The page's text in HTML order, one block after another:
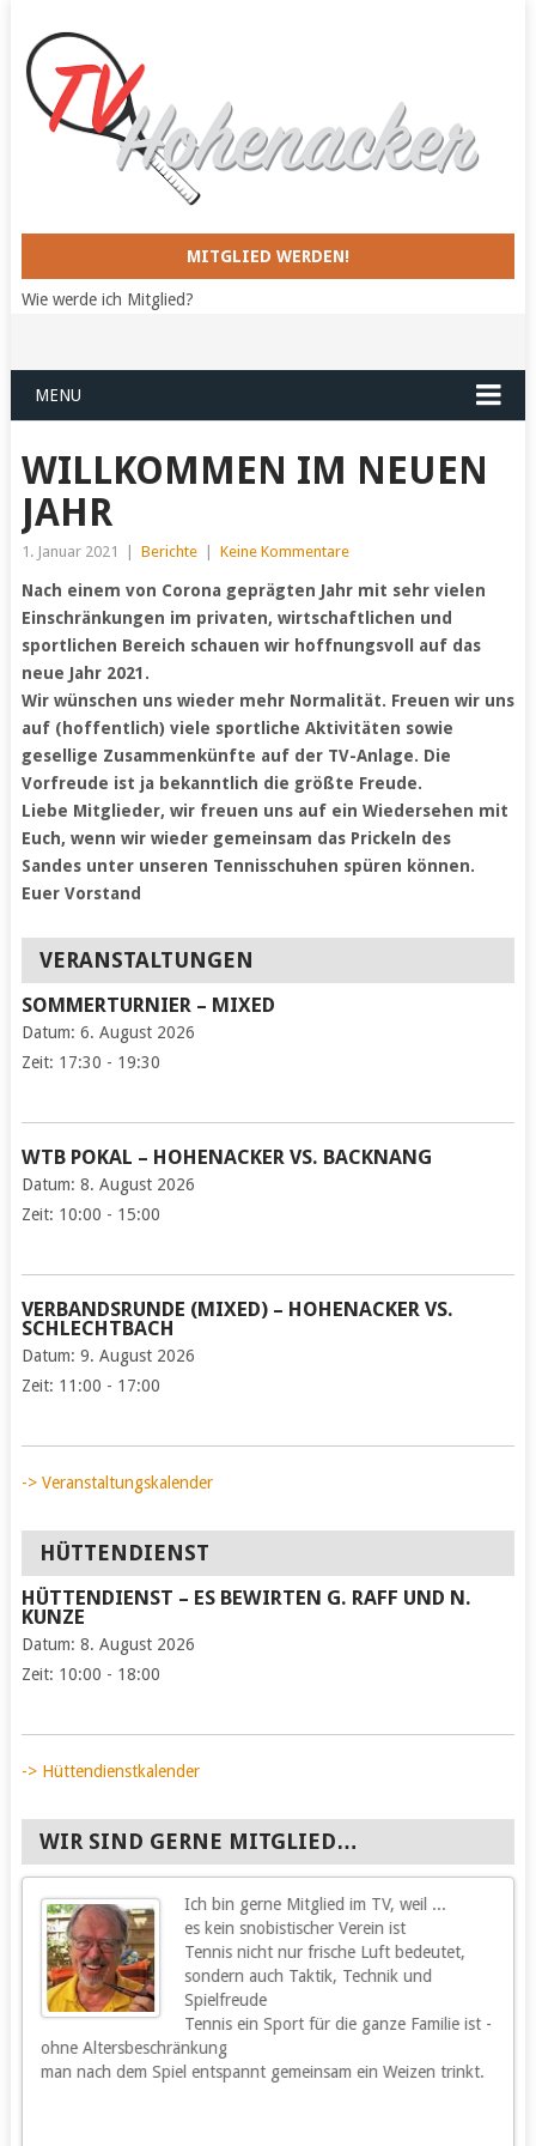
MITGLIED WERDEN!
Wie werde ich Mitglied?
MENU
WILLKOMMEN IM NEUEN
JAHR
1. Januar 2021 Berichte Keine Kommentare
Nach einem von Corona geprägten Jahr mit sehr vielen
Einschränkungen im privaten, wirtschaftlichen und
sportlichen Bereich schauen wir hoffnungsvoll auf das
neue Jahr 2021.
Wir wünschen uns wieder mehr Normalität. Freuen wir uns
auf (hoffentlich) viele sportliche Aktivitäten sowie
gesellige Zusammenkünfte auf der TV-Anlage. Die
Vorfreude ist ja bekanntlich die größte Freude.
Liebe Mitglieder, wir freuen uns auf ein Wiedersehen mit
Euch, wenn wir wieder gemeinsam das Prickeln des
Sandes unter unseren Tennisschuhen spüren können.
Euer Vorstand
VERANSTALTUNGEN
SOMMERTURNIER – MIXED
Datum: 6. August 2026
Zeit: 17:30 - 19:30
WTB POKAL – HOHENACKER VS. BACKNANG
Datum: 8. August 2026
Zeit: 10:00 - 15:00
VERBANDSRUNDE (MIXED) – HOHENACKER VS.
SCHLECHTBACH
Datum: 9. August 2026
Zeit: 11:00 - 17:00
-> Veranstaltungskalender
HÜTTENDIENST
HÜTTENDIENST – ES BEWIRTEN G. RAFF UND N.
KUNZE
Datum: 8. August 2026
Zeit: 10:00 - 18:00
-> Hüttendienstkalender
WIR SIND GERNE MITGLIED…
Ich bin gerne Mitglied im TV, weil ...
es kein snobistischer Verein ist
Tennis nicht nur frische Luft bedeutet,
sondern auch Taktik, Technik und
Spielfreude
Tennis ein Sport für die ganze Familie ist -
ohne Altersbeschränkung
man nach dem Spiel entspannt gemeinsam ein Weizen trinkt.